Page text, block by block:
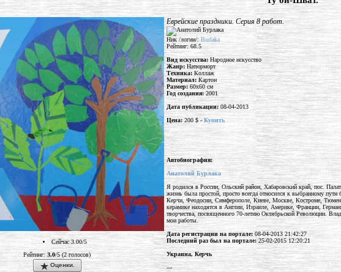
Сейчас 3.00/5
Рейтинг: 3.0/5 (2 голосов)
Оценки.
Еврейские праздники. Серия 8 работ.
Ник /логин/:Burlaka
Рейтинг: 68.5
Вид искусства: Народное искусство
Жанр: Натюрморт
Техника:Коллаж
Материал:Картон
Размер:60x60 см
Год создания:2001
Дата публикации: 08-04-2013
Цена:200 $ - Купить
Автобиография:
Анатолий Бурлака
Я родился в России, Ольский район, Хабаровский край, пос.
жизнь была простой, просто всегда относился к выбранному
Керчи, Феодосии, Симферополе, Киеве, Москве, Костроме,
керамике находятся в Англии, Израиле, Америке, Франции,
творчества, посвященного 70-летию Октябрьской Революции.
мои работы.
Дата регистрации на портале: 08-04-2013 21:42:27
Последний раз был на портале:25-02-2015 12:20:21
Украина, Керчь
---